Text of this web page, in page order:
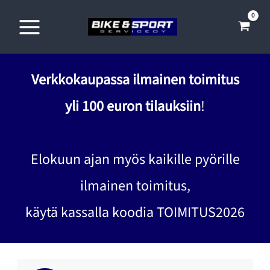
sisältöön
Verkkokaupassa ilmainen toimitus
yli 100 euron tilauksiin!
Elokuun ajan myös kaikille pyörille
ilmainen toimitus,
käytä kassalla koodia TOIMITUS2026